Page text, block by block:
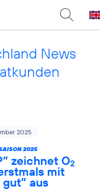
News
2025
2025
zeichnet O2
mit
gut” aus